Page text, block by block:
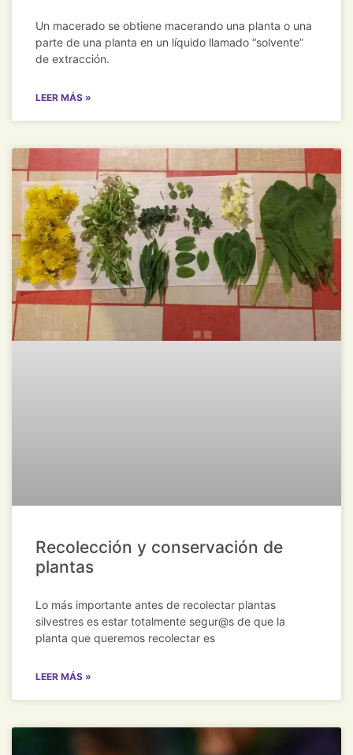
Un macerado se obtiene macerando una planta o una
parte de una planta en un líquido llamado “solvente”
de extracción.
LEER MÁS »
Recolección y conservación de
plantas
Lo más importante antes de recolectar plantas
silvestres es estar totalmente segur@s de que la
planta que queremos recolectar es
LEER MÁS »